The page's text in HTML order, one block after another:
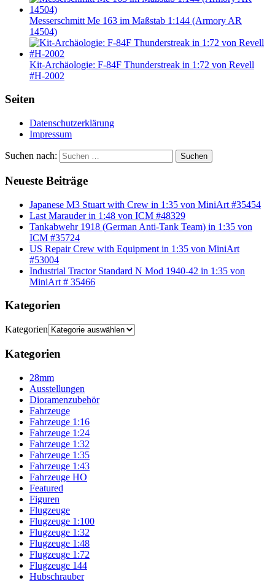
Messerschmitt Me 163 im Maßstab 1:144 (Armory AR
14504)
Kit-Archäologie: F-84F Thunderstreak in 1:72 von Revell
#H-2002
Seiten
Datenschutzerklärung
Impressum
Suchen nach: Suchen
Neueste Beiträge
Japanese M3 Stuart with Crew in 1:35 von MiniArt #35454
Last Marauder in 1:48 von ICM #48329
Tankabwehr 1918 (German Anti-Tank Team) in 1:35 von
ICM #35724
US Repair Crew with Equipment in 1:35 von MiniArt
#53004
Industrial Tractor Standard N Mod 1940-42 in 1:35 von
MiniArt # 35466
Kategorien
Kategorien
Kategorien
28mm
Ausstellungen
Dioramenzubehör
Fahrzeuge
Fahrzeuge 1:16
Fahrzeuge 1:24
Fahrzeuge 1:32
Fahrzeuge 1:35
Fahrzeuge 1:43
Fahrzeuge HO
Featured
Figuren
Flugzeuge
Flugzeuge 1:100
Flugzeuge 1:32
Flugzeuge 1:48
Flugzeuge 1:72
Flugzeuge 144
Hubschrauber